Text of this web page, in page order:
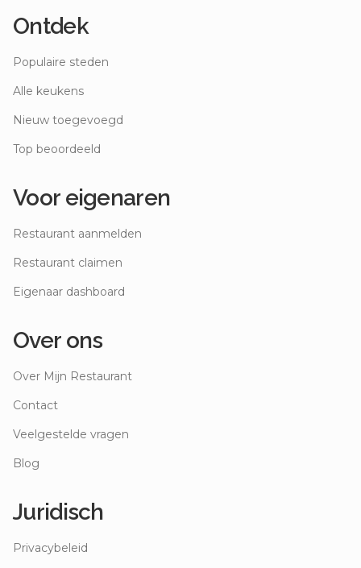
Ontdek
Populaire steden
Alle keukens
Nieuw toegevoegd
Top beoordeeld
Voor eigenaren
Restaurant aanmelden
Restaurant claimen
Eigenaar dashboard
Over ons
Over Mijn Restaurant
Contact
Veelgestelde vragen
Blog
Juridisch
Privacybeleid